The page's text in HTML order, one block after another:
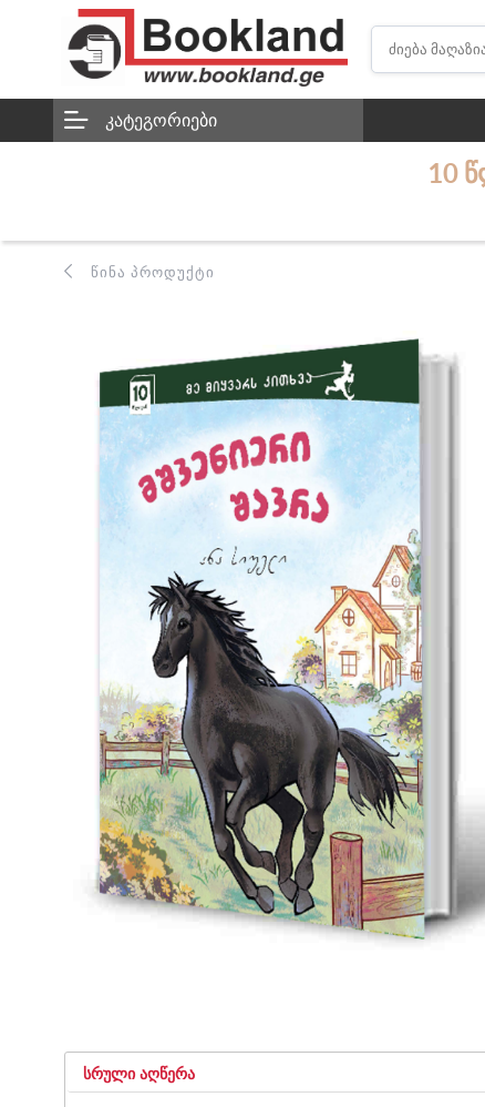
ᲙᲐᲢᲔᲒᲝᲠᲘᲔᲑᲘ
10
ᲬᲘᲜᲐ ᲞᲠᲝᲓᲣᲥᲢᲘ
ᲡᲠᲣᲚᲘ ᲐᲦᲬᲔᲠᲐ